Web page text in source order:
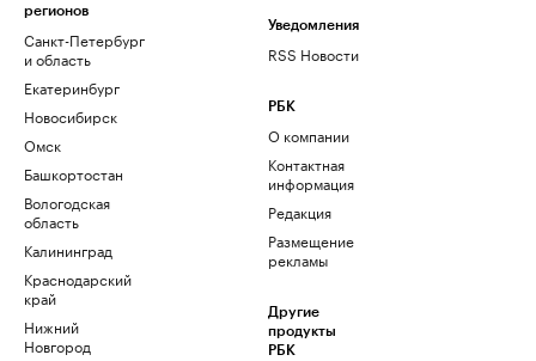
регионов
Санкт-Петербург
и область
Екатеринбург
Новосибирск
Омск
Башкортостан
Вологодская
область
Калининград
Краснодарский
край
Нижний
Новгород
Уведомления
RSS Новости
РБК
О компании
Контактная
информация
Редакция
Размещение
рекламы
Другие
продукты
РБК